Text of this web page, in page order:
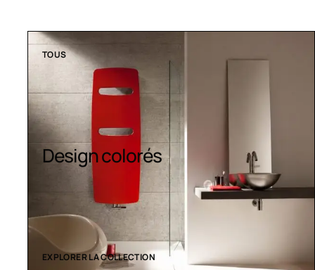
TOUS
Sèche-serviettes
contemporains
EXPLORER LA COLLECTION